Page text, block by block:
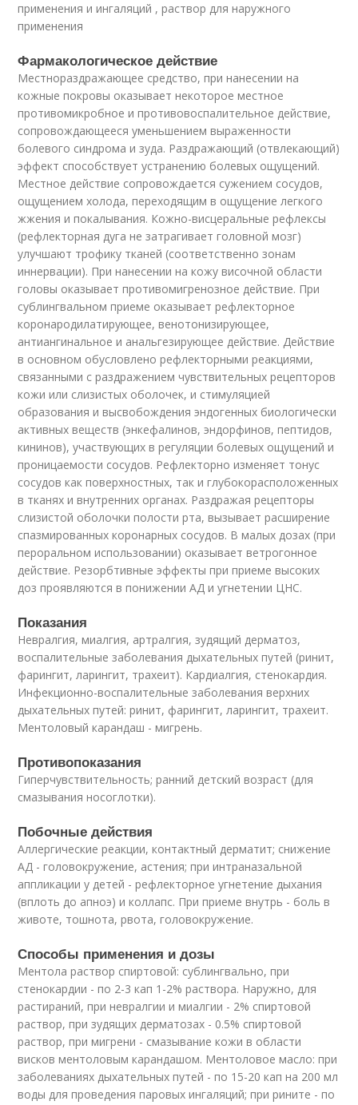
применения и ингаляций , раствор для наружного
применения
Фармакологическое действие
Местнораздражающее средство, при нанесении на
кожные покровы оказывает некоторое местное
противомикробное и противовоспалительное действие,
сопровождающееся уменьшением выраженности
болевого синдрома и зуда. Раздражающий (отвлекающий)
эффект способствует устранению болевых ощущений.
Местное действие сопровождается сужением сосудов,
ощущением холода, переходящим в ощущение легкого
жжения и покалывания. Кожно-висцеральные рефлексы
(рефлекторная дуга не затрагивает головной мозг)
улучшают трофику тканей (соответственно зонам
иннервации). При нанесении на кожу височной области
головы оказывает противомигренозное действие. При
сублингвальном приеме оказывает рефлекторное
коронародилатирующее, венотонизирующее,
антиангинальное и анальгезирующее действие. Действие
в основном обусловлено рефлекторными реакциями,
связанными с раздражением чувствительных рецепторов
кожи или слизистых оболочек, и стимуляцией
образования и высвобождения эндогенных биологически
активных веществ (энкефалинов, эндорфинов, пептидов,
кининов), участвующих в регуляции болевых ощущений и
проницаемости сосудов. Рефлекторно изменяет тонус
сосудов как поверхностных, так и глубокорасположенных
в тканях и внутренних органах. Раздражая рецепторы
слизистой оболочки полости рта, вызывает расширение
спазмированных коронарных сосудов. В малых дозах (при
пероральном использовании) оказывает ветрогонное
действие. Резорбтивные эффекты при приеме высоких
доз проявляются в понижении АД и угнетении ЦНС.
Показания
Невралгия, миалгия, артралгия, зудящий дерматоз,
воспалительные заболевания дыхательных путей (ринит,
фарингит, ларингит, трахеит). Кардиалгия, стенокардия.
Инфекционно-воспалительные заболевания верхних
дыхательных путей: ринит, фарингит, ларингит, трахеит.
Ментоловый карандаш - мигрень.
Противопоказания
Гиперчувствительность; ранний детский возраст (для
смазывания носоглотки).
Побочные действия
Аллергические реакции, контактный дерматит; снижение
АД - головокружение, астения; при интраназальной
аппликации у детей - рефлекторное угнетение дыхания
(вплоть до апноэ) и коллапс. При приеме внутрь - боль в
животе, тошнота, рвота, головокружение.
Способы применения и дозы
Ментола раствор спиртовой: сублингвально, при
стенокардии - по 2-3 кап 1-2% раствора. Наружно, для
растираний, при невралгии и миалгии - 2% спиртовой
раствор, при зудящих дерматозах - 0.5% спиртовой
раствор, при мигрени - смазывание кожи в области
висков ментоловым карандашом. Ментоловое масло: при
заболеваниях дыхательных путей - по 15-20 кап на 200 мл
воды для проведения паровых ингаляций; при рините - по